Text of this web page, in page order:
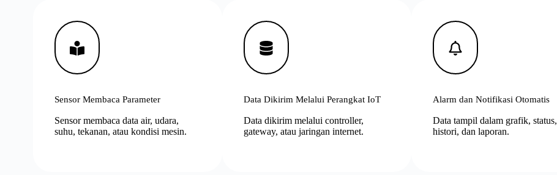
Sensor Membaca Parameter
Sensor membaca data air, udara,
suhu, tekanan, atau kondisi mesin.
Data Dikirim Melalui Perangkat IoT
Data dikirim melalui controller,
gateway, atau jaringan internet.
Alarm dan Notifikasi Otomatis
Data tampil dalam grafik, status,
histori, dan laporan.